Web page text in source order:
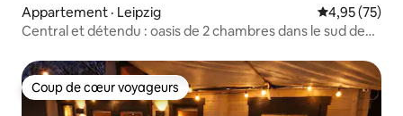
Appartement · Leipzig Note
4,95 (75)
Central et détendu : oasis de 2 chambres dans le sud de
Coup de cœur voyageurs
Coup de cœur voyageurs